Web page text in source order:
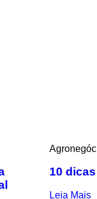
10
Leia Mais